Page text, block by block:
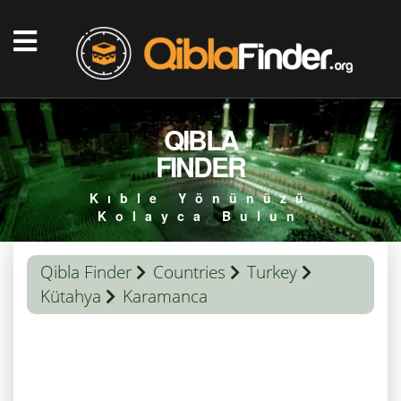
QIBLA
FINDER
Kıble Yönünüzü
Kolayca Bulun
Qibla Finder Countries
Turkey
Kütahya
Karamanca